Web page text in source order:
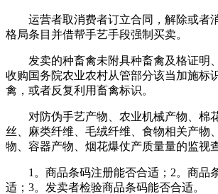
运营者取消费者订立合同，解除或者
格局条目并借帮手艺手段强制买卖。
发卖的种畜禽未附具种畜禽及格证明、
收购国务院农业农村从管部分该当加施标
禽，或者反复利用畜禽标识。
对防伪手艺产物、农业机械产物、棉
丝、麻类纤维、毛绒纤维、食物相关产物
物、容器产物、烟花爆仗产质量量的监视
1。商品条码注册能否合适；2。商品
适；3。发卖者检验商品条码能否合适。